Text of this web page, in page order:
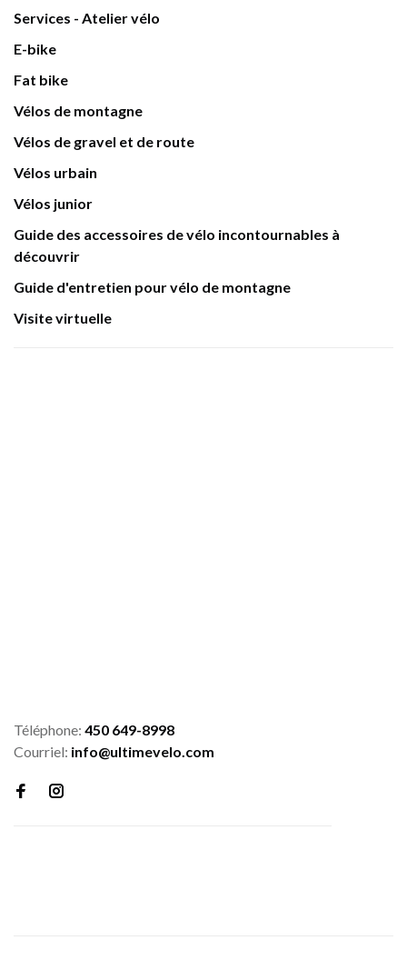
Services - Atelier vélo
E-bike
Fat bike
Vélos de montagne
Vélos de gravel et de route
Vélos urbain
Vélos junior
Guide des accessoires de vélo incontournables à
découvrir
Guide d'entretien pour vélo de montagne
Visite virtuelle
Téléphone: 450 649-8998
Courriel: info@ultimevelo.com